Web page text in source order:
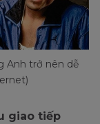
Anh trở nên dễ
giao tiếp